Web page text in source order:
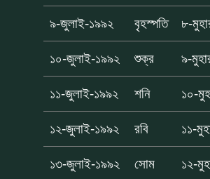
৯-জুলাই-১৯৯২ বৃহস্পতি ৮-
১০-জুলাই-১৯৯২ শুক্র ৯-
১১-জুলাই-১৯৯২ শনি ১০-
১২-জুলাই-১৯৯২ রবি ১১-
১৩-জুলাই-১৯৯২ সোম ১২-